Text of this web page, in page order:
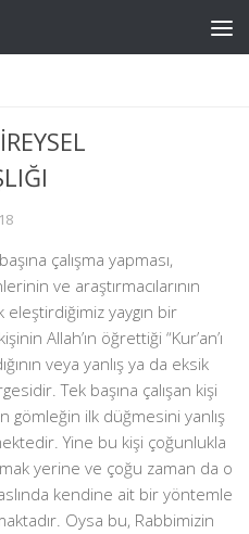
çalışma yapması,
ve araştırmacılarının
eleştirdiğimiz yaygın bir
Allah’ın öğrettiği “Kur’an’ı
veya yanlış ya da eksik
Tek başına çalışan kişi
gömleğin ilk düğmesini yanlış
Yine bu kişi çoğunlukla
yerine ve çoğu zaman da o
aslında kendine ait bir yöntemle
Oysa bu, Rabbimizin